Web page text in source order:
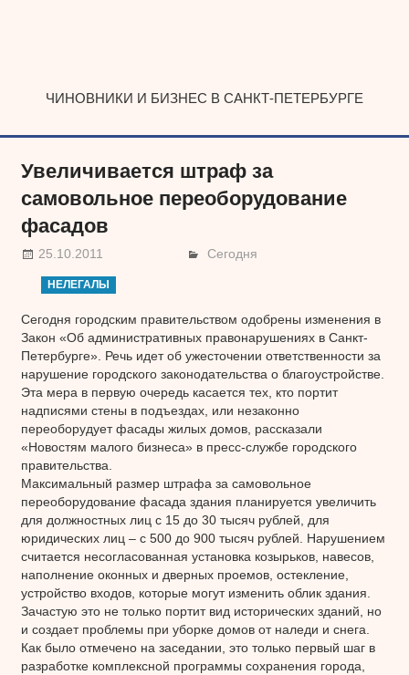
ЧИНОВНИКИ И БИЗНЕС В САНКТ-ПЕТЕРБУРГЕ
Увеличивается штраф за
самовольное переоборудование
фасадов
25.10.2011 Сегодня
НЕЛЕГАЛЫ
Сегодня городским правительством одобрены изменения в
Закон «Об административных правонарушениях в Санкт-
Петербурге». Речь идет об ужесточении ответственности за
нарушение городского законодательства о благоустройстве.
Эта мера в первую очередь касается тех, кто портит
надписями стены в подъездах, или незаконно
переоборудует фасады жилых домов, рассказали
«Новостям малого бизнеса» в пресс-службе городского
правительства.
Максимальный размер штрафа за самовольное
переоборудование фасада здания планируется увеличить
для должностных лиц с 15 до 30 тысяч рублей, для
юридических лиц – с 500 до 900 тысяч рублей. Нарушением
считается несогласованная установка козырьков, навесов,
наполнение оконных и дверных проемов, остекление,
устройство входов, которые могут изменить облик здания.
Зачастую это не только портит вид исторических зданий, но
и создает проблемы при уборке домов от наледи и снега.
Как было отмечено на заседании, это только первый шаг в
разработке комплексной программы сохранения города,